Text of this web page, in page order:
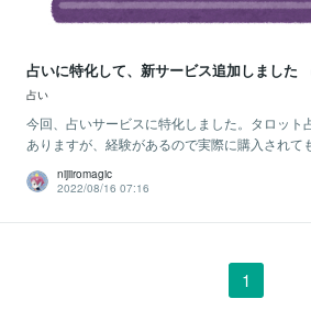
占いに特化して、新サービス追加しました
占い
今回、占いサービスに特化しました。タロット
ありますが、経験があるので実際に購入されて
nijiiromagic
2022/08/16 07:16
1